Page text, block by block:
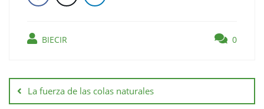
BIECIR 0
La fuerza de las colas naturales